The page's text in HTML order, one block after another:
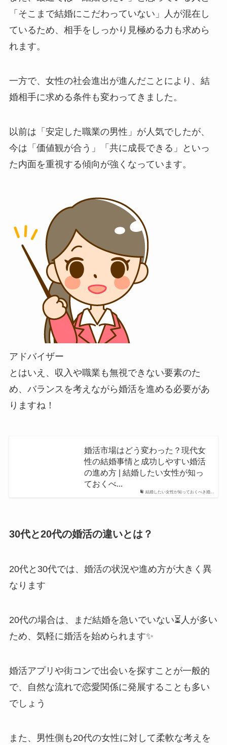
「そこまで結婚にこだわっていない」人が混在し
ているため、相手をしっかり見極める力も求めら
れます。
一方で、女性の社会進出が進んだことにより、結
婚相手に求める条件も変わってきました。
以前は「安定した職業の男性」が人気でしたが、
今は「価値観が合う」「共に成長できる」といっ
た内面を重視する傾向が強くなっています。
アドバイザー
とはいえ、収入や職業も無視できない要素のた
め、バランスを考えながら婚活を進める必要があ
りますね！
結婚したい女性が知っておくべき婚...
婚活市場はどう変わった？現代女
性の結婚事情と成功しやすい婚活
の進め方 | 結婚したい女性が知っ
ておくべ...
30代と20代の婚活の違いとは？
20代と30代では、婚活の状況や進め方が大きく異
なります
20代の場合は、まだ結婚を急いでいない⏳人が多い
ため、気軽に婚活を始められます✨
婚活アプリや街コンで出会いを探すことが一般的
で、自然な流れで恋愛関係に発展することも多い
でしょう
また、男性側も20代の女性に対して柔軟な考えを